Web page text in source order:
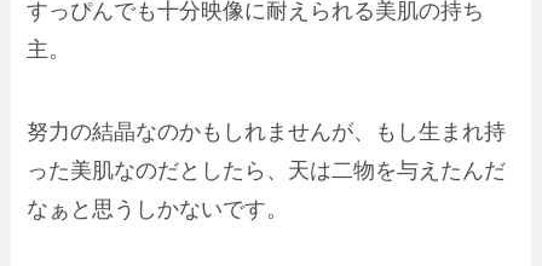
すっぴんでも十分映像に耐えられる美肌の持ち
主。
努力の結晶なのかもしれませんが、もし生まれ持
った美肌なのだとしたら、天は二物を与えたんだ
なぁと思うしかないです。